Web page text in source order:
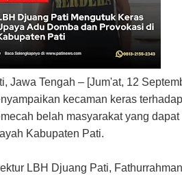
Jawa Tengah – [Jum'at, 12
kecaman keras
belah masyarakat yang
Kabupaten Pati.
LBH Djuang Pati,